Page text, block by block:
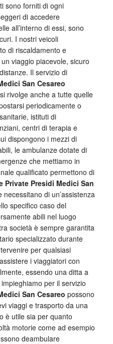
sono forniti di ogni
di accedere
all’interno di essi, sono
I nostri veicoli
di riscaldamento e
viaggio piacevole, sicuro
Il servizio di
San Cesareo
rivolge anche a tutte quelle
periodicamente o
istituti di
centri di terapia e
dispongono i mezzi di
le ambulanze dotate di
che mettiamo in
qualificato permettono di
Private Presidi Medici San
di un’assistenza
specifico caso del
abili nel luogo
società è sempre garantita
specializzato durante
per qualsiasi
i viaggiatori con
essendo una ditta a
per il servizio
San Cesareo possono
viaggi e trasporto da una
è utile sia per quanto
motorie come ad esempio
deambulare